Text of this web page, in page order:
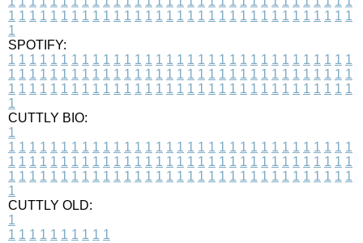
1 1 1 1 1 1 1 1 1 1 1 1 1 1 1 1 1 1 1 1 1 1 1 1 1 1 1 1 1 1 1 1 1
1
SPOTIFY:
1 1 1 1 1 1 1 1 1 1 1 1 1 1 1 1 1 1 1 1 1 1 1 1 1 1 1 1 1 1 1 1 1
1 1 1 1 1 1 1 1 1 1 1 1 1 1 1 1 1 1 1 1 1 1 1 1 1 1 1 1 1 1 1 1 1
1 1 1 1 1 1 1 1 1 1 1 1 1 1 1 1 1 1 1 1 1 1 1 1 1 1 1 1 1 1 1 1 1
1
CUTTLY BIO:
1
1 1 1 1 1 1 1 1 1 1 1 1 1 1 1 1 1 1 1 1 1 1 1 1 1 1 1 1 1 1 1 1 1
1 1 1 1 1 1 1 1 1 1 1 1 1 1 1 1 1 1 1 1 1 1 1 1 1 1 1 1 1 1 1 1 1
1 1 1 1 1 1 1 1 1 1 1 1 1 1 1 1 1 1 1 1 1 1 1 1 1 1 1 1 1 1 1 1 1
1
CUTTLY OLD:
1
1 1 1 1 1 1 1 1 1 1